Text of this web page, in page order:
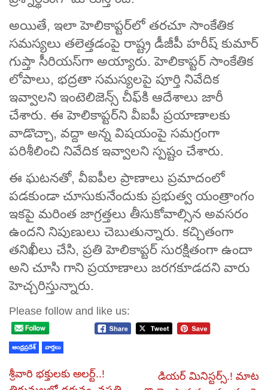
అయితే, ఇలా హెలికాప్టర్‌లో తరచూ సాంకేతిక
సమస్యలు తలెత్తడంపై రాష్ట్ర డీజీపీ హరీష్ కుమార్
గుప్తా సీరియస్‌గా అయ్యారు. హెలికాప్టర్ సాంకేతిక
లోపాలు, భద్రతా సమస్యలపై పూర్తి నివేదిక
ఇవ్వాలని ఇంటెలిజెన్స్ చీఫ్‌కి ఆదేశాలు జారీ
చేశారు. ఈ హెలికాప్టర్‌ని వీఐపీ ప్రయాణాలకు
వాడొచ్చా, వద్దా అన్న విషయంపై సమగ్రంగా
పరిశీలించి నివేదిక ఇవ్వాలని స్పష్టం చేశారు.
ఈ ఘటనతో, వీఐపీల ప్రాణాలు ప్రమాదంలో
పడకుండా చూసుకునేందుకు ప్రభుత్వ యంత్రాంగం
ఇకపై మరింత జాగ్రత్తలు తీసుకోవాల్సిన అవసరం
ఉందని నిపుణులు చెబుతున్నారు. కచ్చితంగా
తనిఖీలు చేసి, ప్రతి హెలికాప్టర్ సురక్షితంగా ఉందా
అని చూసి గాని ప్రయాణాలు జరగకూడదని వారు
హెచ్చరిస్తున్నారు.
Please follow and like us:
ఆంధ్రప్రదేశ్ వార్తలు
శ్రీవారి భక్తులకు అలర్ట్‌..!
డియర్ మినిస్టర్స్‌.! మాట